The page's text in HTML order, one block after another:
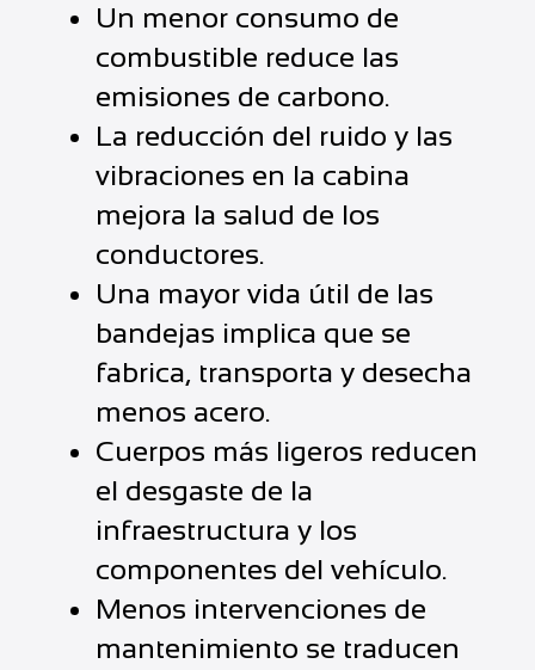
Un menor consumo de
combustible reduce las
emisiones de carbono.
La reducción del ruido y las
vibraciones en la cabina
mejora la salud de los
conductores.
Una mayor vida útil de las
bandejas implica que se
fabrica, transporta y desecha
menos acero.
Cuerpos más ligeros reducen
el desgaste de la
infraestructura y los
componentes del vehículo.
Menos intervenciones de
mantenimiento se traducen